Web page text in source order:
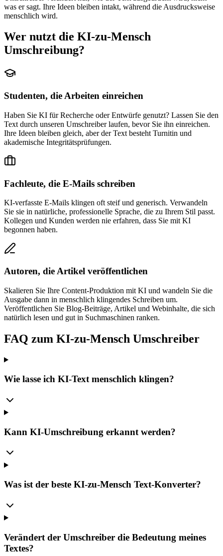
was er sagt. Ihre Ideen bleiben intakt, während die Ausdrucksweise
menschlich wird.
Wer nutzt die KI-zu-Mensch
Umschreibung?
Studenten, die Arbeiten einreichen
Haben Sie KI für Recherche oder Entwürfe genutzt? Lassen Sie den
Text durch unseren Umschreiber laufen, bevor Sie ihn einreichen.
Ihre Ideen bleiben gleich, aber der Text besteht Turnitin und
akademische Integritätsprüfungen.
Fachleute, die E-Mails schreiben
KI-verfasste E-Mails klingen oft steif und generisch. Verwandeln
Sie sie in natürliche, professionelle Sprache, die zu Ihrem Stil passt.
Kollegen und Kunden werden nie erfahren, dass Sie mit KI
begonnen haben.
Autoren, die Artikel veröffentlichen
Skalieren Sie Ihre Content-Produktion mit KI und wandeln Sie die
Ausgabe dann in menschlich klingendes Schreiben um.
Veröffentlichen Sie Blog-Beiträge, Artikel und Webinhalte, die sich
natürlich lesen und gut in Suchmaschinen ranken.
FAQ zum KI-zu-Mensch Umschreiber
Wie lasse ich KI-Text menschlich klingen?
Kann KI-Umschreibung erkannt werden?
Was ist der beste KI-zu-Mensch Text-Konverter?
Verändert der Umschreiber die Bedeutung meines
Textes?